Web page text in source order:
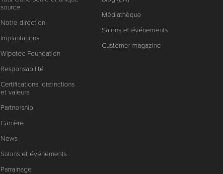
source
Notre direction
Implantations
Wipotec Foundation
Responsabilité
Certifications, distinctions
et valeurs
Partnership
Carrière
News
Salons et événements
Parrainage
Médiathèque
Salons et événements
Customer magazine